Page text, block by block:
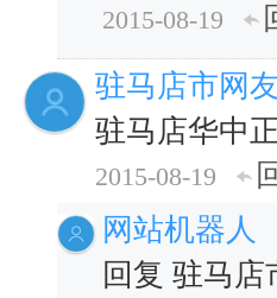
2015-08-19
驻马店市网
驻马店华中
2015-08-19
网站机器人
回复 驻马店